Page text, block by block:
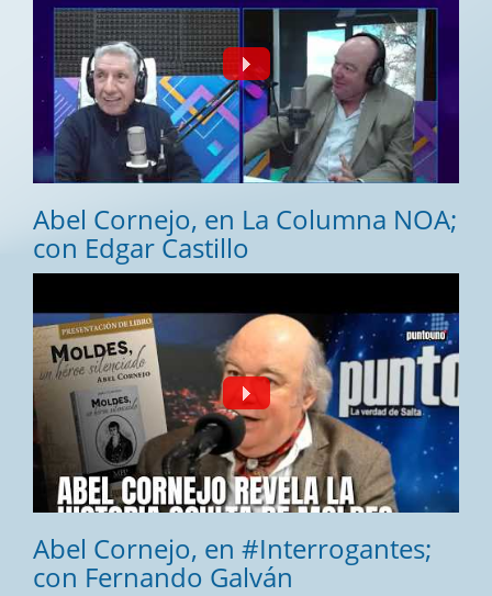
Abel Cornejo, en La Columna NOA;
con Edgar Castillo
Abel Cornejo, en #Interrogantes;
con Fernando Galván